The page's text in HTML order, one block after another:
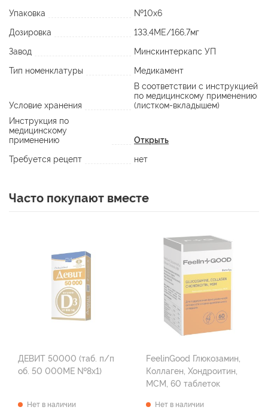
Упаковка
№10х6
Дозировка
133,4МЕ/166,7мг
Завод
Минскинтеркапс УП
Тип номенклатуры
Медикамент
Условие хранения
В соответствии с инструкцией
по медицинскому применению
(листком-вкладышем)
Инструкция по
медицинскому
применению
Открыть
Требуется рецепт
нет
Часто покупают вместе
ДЕВИТ 50000 (таб. п/п
об. 50 000МЕ №8х1)
Нет в наличии
FeelinGood Глюкозамин,
Коллаген, Хондроитин,
МСМ, 60 таблеток
Нет в наличии